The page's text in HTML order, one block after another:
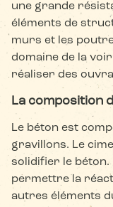
une grande
éléments de
murs et les
domaine de la
réaliser des
La composition
Le béton est
gravillons. Le
solidifier le béton.
permettre la
autres éléments